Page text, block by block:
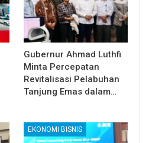
Gubernur Ahmad Luthfi
Minta Percepatan
Revitalisasi Pelabuhan
Tanjung Emas dalam…
EKONOMI BISNIS